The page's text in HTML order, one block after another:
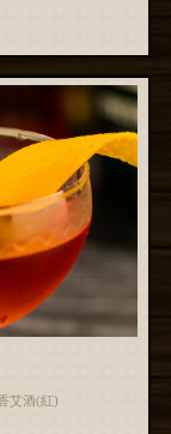
艾酒(紅)